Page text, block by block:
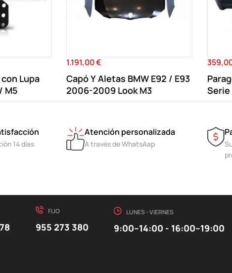
Lupa
M5
Precio
1.191,00 €
Capó Y Aletas BMW E92 / E93
2006-2009 Look M3
Precio
Serie
14 días
Atención personalizada
A través de WhatsAap
FIJO
955 273 380
LUNES - VIERNES
9:00–14:00 - 16:00–19:00